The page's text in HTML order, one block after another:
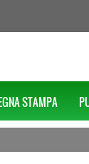
STAMPA